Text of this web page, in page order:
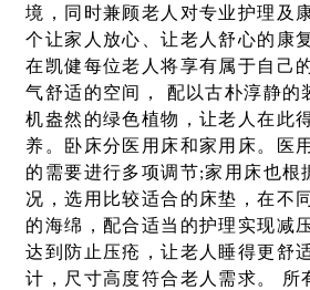
境，同时兼顾老人对专业护理及
个让家人放心、让老人舒心的康
在凯健每位老人将享有属于自己
气舒适的空间， 配以古朴淳静的
机盎然的绿色植物，让老人在此
养。卧床分医用床和家用床。医
的需要进行多项调节;家用床也根
况，选用比较适合的床垫，在不
的海绵，配合适当的护理实现减
达到防止压疮，让老人睡得更舒
计，尺寸高度符合老人需求。 所